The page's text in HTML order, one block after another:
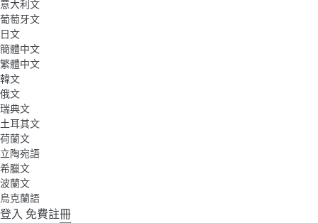
意大利文
葡萄牙文
日文
簡體中文
繁體中文
韓文
俄文
瑞典文
土耳其文
荷蘭文
立陶宛語
希臘文
波蘭文
烏克蘭語
登入 免費註冊